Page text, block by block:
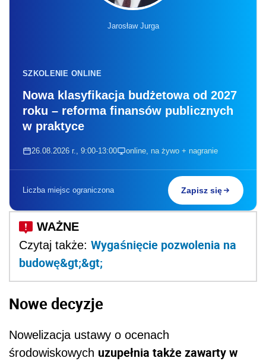
Jarosław Jurga
SZKOLENIE ONLINE
Nowa klasyfikacja budżetowa od 2027
roku – reforma finansów publicznych
w praktyce
26.08.2026 r., 9:00-13:00 online, na żywo + nagranie
Liczba miejsc ograniczona Zapisz się
Czytaj także: Wygaśnięcie pozwolenia na
budowę&gt;&gt;
Nowe decyzje
Nowelizacja ustawy o ocenach
środowiskowych uzupełnia także zawarty w